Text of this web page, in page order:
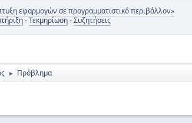
εφαρμογών σε προγραμματιστικό περιβάλλον»
-Τεκμηρίωση-Συζητήσεις
► Πρόβλημα